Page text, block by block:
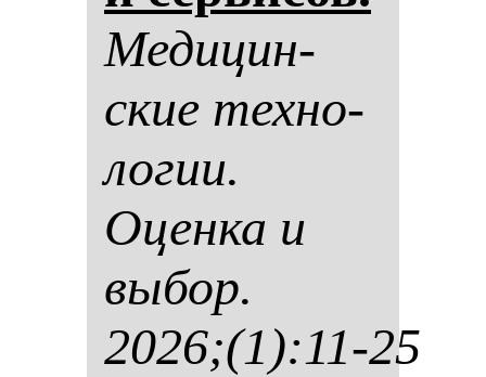
Ме­ди­цин­
ские тех­но­
ло­гии.
Оцен­ка и
вы­бор.
2026;(1):11-25